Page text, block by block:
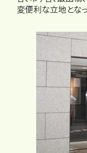
変便利な立地となっ